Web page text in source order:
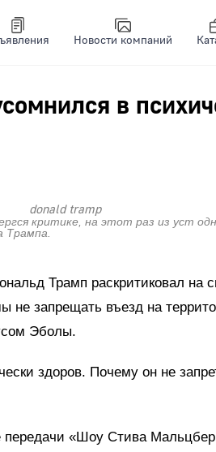
Новости компаний
в
donald tramp
критике, на этот раз из уст
Трамп раскритиковал на
не запрещать въезд на
Эболы.
здоров. Почему он не
«Шоу Стива